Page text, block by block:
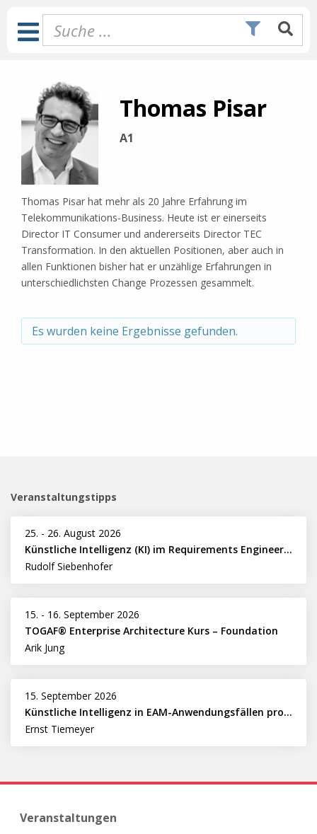
Inhalt
springen
Toggle
Navigation
Thomas Pisar
A1
Thomas Pisar hat mehr als 20 Jahre Erfahrung im
Telekommunikations-Business. Heute ist er einerseits
Director IT Consumer und andererseits Director TEC
Transformation. In den aktuellen Positionen, aber auch in
allen Funktionen bisher hat er unzählige Erfahrungen in
unterschiedlichsten Change Prozessen gesammelt.
Es wurden keine Ergebnisse gefunden.
Veranstaltungstipps
25. - 26. August 2026
Künstliche Intelligenz (KI) im Requirements Engineering erfolgreich einsetzen
Rudolf Siebenhofer
15. - 16. September 2026
TOGAF® Enterprise Architecture Kurs – Foundation
Arik Jung
15. September 2026
Künstliche Intelligenz in EAM-Anwendungsfällen professionell nutzen
Ernst Tiemeyer
Veranstaltungen